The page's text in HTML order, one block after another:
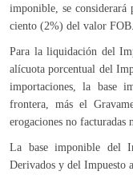
imponible, se considerará
ciento (2%) del valor FOB.
Para la liquidación del
alícuota porcentual del
importaciones, la base
frontera, más el
erogaciones no facturadas
La base imponible del
Derivados y del Impuesto